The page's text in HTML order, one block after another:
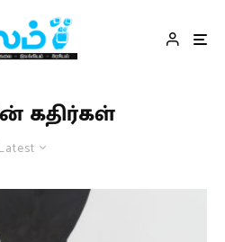
கதிர்கள்
Latest